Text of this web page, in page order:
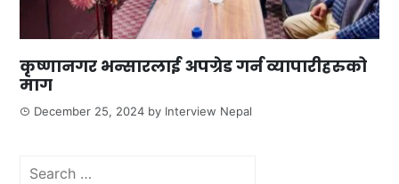
कृष्णानगर भन्सारलाई अपग्रेड गर्न व्यापारीहरुको
माग
December 25, 2024 by Interview Nepal
Search